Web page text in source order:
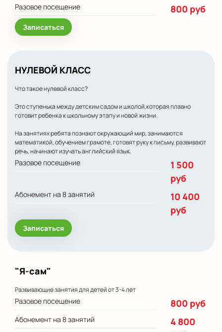
Разовое посещение 800 руб
Записаться
НУЛЕВОЙ КЛАСС
Что такое нулевой класс?
Это ступенька между детским садом и школой,которая плавно
готовит ребенка к школьному этапу и новой жизни.
На занятиях ребята познают окружающий мир, занимаются
математикой, обучением грамоте, готовят руку к письму, развивают
речь, начинают изучать английский язык.
Разовое посещение
1 500
руб
Абонемент на 8 занятий
10 400
руб
Записаться
"Я-сам"
Развивающие занятия для детей от 3-4 лет
Разовое посещение 800 руб
Абонемент на 8 занятий
4 800